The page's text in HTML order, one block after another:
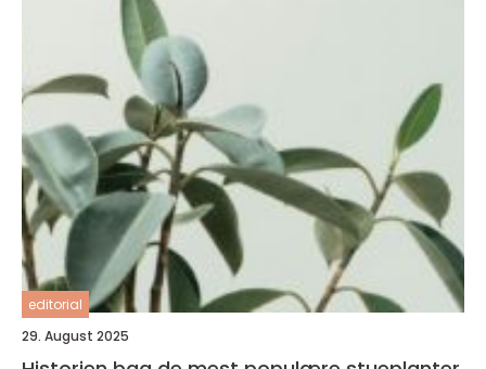
editorial
29. August 2025